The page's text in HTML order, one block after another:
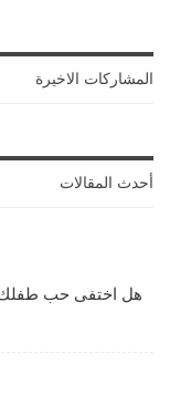
المشاركات الاخيرة
أحدث المقالات
هل اختفى حب طفلك